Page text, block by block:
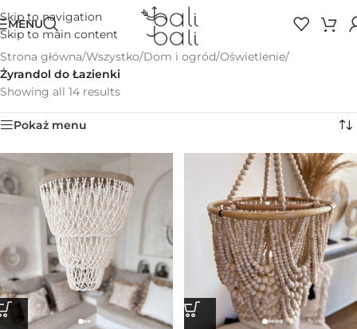
Skip to navigation
Skip to main content
MENU
Strona główna/Wszystko/Dom i ogród/Oświetlenie/
Żyrandol do Łazienki
Showing all 14 results
Pokaż menu